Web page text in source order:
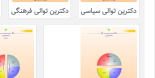
دکترین توالی سیاسی دکترین توالی فرهنگی